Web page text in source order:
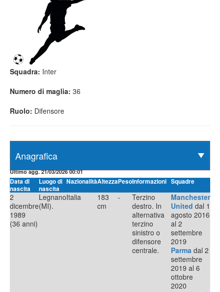
Squadra: Inter
Numero di maglia: 36
Ruolo: Difensore
Ultimo agg. 21/03/2026 00:01
Data di
nascita
Luogo di
nascita
NazionalitàAltezzaPesoInformazioni Squadre
2
dicembre
1989
(36 anni)
Legnano
(MI).
Italia
183
cm
-
Terzino
destro. In
alternativa
terzino
sinistro o
difensore
centrale.
Manchester
United dal 1
agosto 2016
al 2
settembre
2019
Parma dal 2
settembre
2019 al 6
ottobre
2020